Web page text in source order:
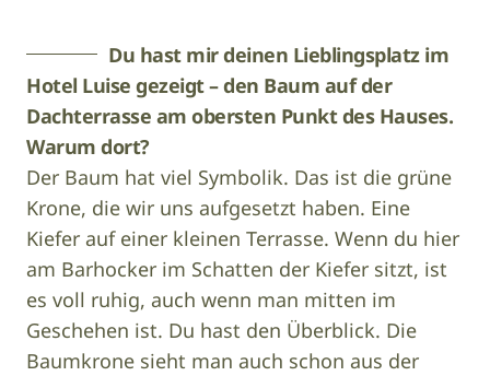
Du hast mir deinen Lieblingsplatz im
Hotel Luise gezeigt – den Baum auf der
Dachterrasse am obersten Punkt des Hauses.
Warum dort?
Der Baum hat viel Symbolik. Das ist die grüne
Krone, die wir uns aufgesetzt haben. Eine
Kiefer auf einer kleinen Terrasse. Wenn du hier
am Barhocker im Schatten der Kiefer sitzt, ist
es voll ruhig, auch wenn man mitten im
Geschehen ist. Du hast den Überblick. Die
Baumkrone sieht man auch schon aus der